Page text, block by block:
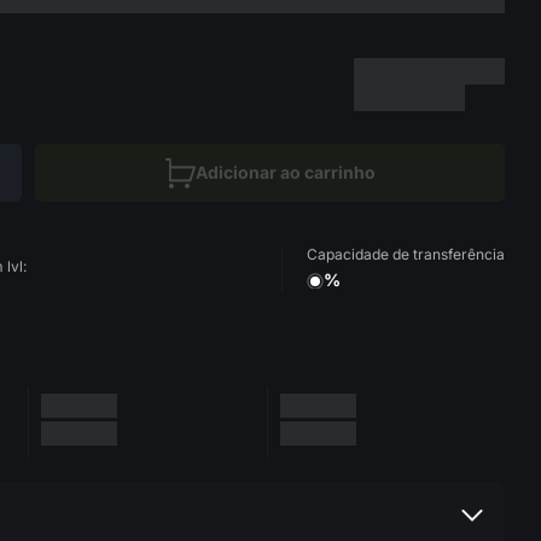
Adicionar ao carrinho
lvl:
Capacidade de transferência
%